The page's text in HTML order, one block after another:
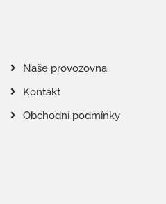
Naše provozovna
Kontakt
Obchodní podmínky